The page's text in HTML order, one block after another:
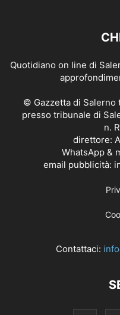
Quotidiano on line di
© Gazzetta di Salerno
presso tribunale di
n.
direttore:
WhatsApp &
email pubblicità:
Contattaci: